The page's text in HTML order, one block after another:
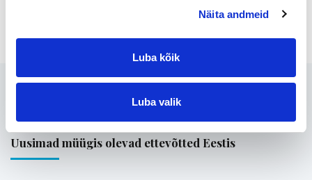
Näita andmeid
Luba kõik
Luba valik
Seotud
Uusimad müügis olevad ettevõtted Eestis